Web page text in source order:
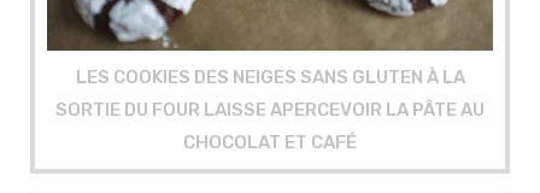
LES COOKIES DES NEIGES SANS GLUTEN À LA
SORTIE DU FOUR LAISSE APERCEVOIR LA PÂTE AU
CHOCOLAT ET CAFÉ